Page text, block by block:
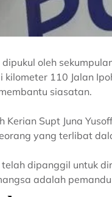
dipukul oleh
kilometer 110 Jalan
siasatan.
Kerian Supt Juna
yang terlibat
dipanggil untuk
adalah